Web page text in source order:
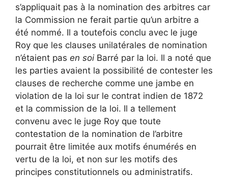
s’appliquait pas à la nomination des arbitres car
la Commission ne ferait partie qu’un arbitre a
été nommé. Il a toutefois conclu avec le juge
Roy que les clauses unilatérales de nomination
n’étaient pas en soi Barré par la loi. Il a noté que
les parties avaient la possibilité de contester les
clauses de recherche comme une jambe en
violation de la loi sur le contrat indien de 1872
et la commission de la loi. Il a tellement
convenu avec le juge Roy que toute
contestation de la nomination de l’arbitre
pourrait être limitée aux motifs énumérés en
vertu de la loi, et non sur les motifs des
principes constitutionnels ou administratifs.